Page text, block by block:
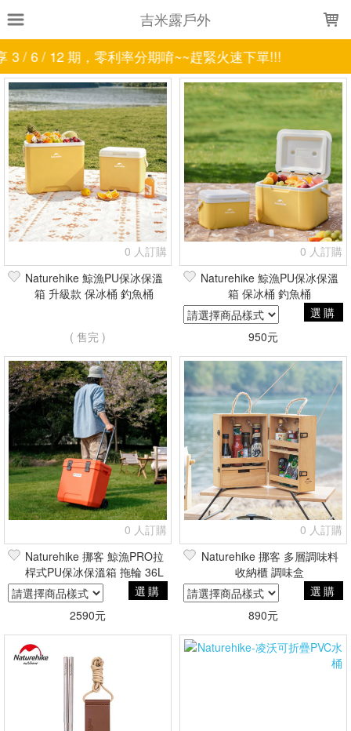
吉米露戶外
期，零利率分期唷~~趕緊火速下單!!!
銷售件數 銷售價格
樣式尺寸篩選
全部樣式 0.8L 卡其 胡桃木
軍
8件組
5L 520ml 450ml
350ml
300ml
全部尺寸 0.8L 1.7L
7.5吋
10L
20L 36L/拖輪款
現貨商品
0 人訂購
Naturehike 鯨漁PU保冰保溫
箱 升級款 保冰桶 釣魚桶
( 售完 )
0 人訂購
Naturehike 鯨漁PU保冰保溫
箱 保冰桶 釣魚桶
選購
950元
0 人訂購
Naturehike 挪客 鯨漁PRO拉
桿式PU保冰保溫箱 拖輪 36L
選購
2590元
0 人訂購
Naturehike 挪客 多層調味料
收納櫃 調味盒
選購
890元